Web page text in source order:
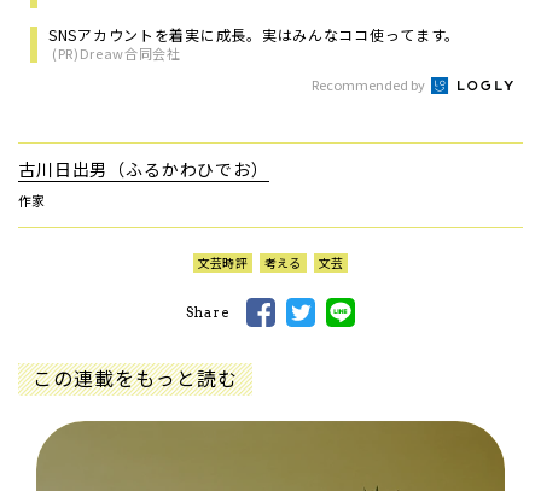
SNSアカウントを着実に成長。実はみんなココ使ってます。
(PR)Dreaw合同会社
Recommended by
古川日出男（ふるかわひでお）
作家
文芸時評 考える 文芸
Share
この連載をもっと読む